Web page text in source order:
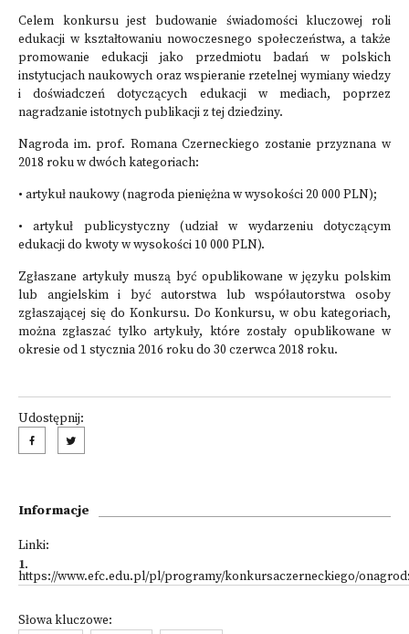
Celem konkursu jest budowanie świadomości kluczowej roli
edukacji w kształtowaniu nowoczesnego społeczeństwa, a także
promowanie edukacji jako przedmiotu badań w polskich
instytucjach naukowych oraz wspieranie rzetelnej wymiany wiedzy
i doświadczeń dotyczących edukacji w mediach, poprzez
nagradzanie istotnych publikacji z tej dziedziny.
Nagroda im. prof. Romana Czerneckiego zostanie przyznana w
2018 roku w dwóch kategoriach:
• artykuł naukowy (nagroda pieniężna w wysokości 20 000 PLN);
• artykuł publicystyczny (udział w wydarzeniu dotyczącym
edukacji do kwoty w wysokości 10 000 PLN).
Zgłaszane artykuły muszą być opublikowane w języku polskim
lub angielskim i być autorstwa lub współautorstwa osoby
zgłaszającej się do Konkursu. Do Konkursu, w obu kategoriach,
można zgłaszać tylko artykuły, które zostały opublikowane w
okresie od 1 stycznia 2016 roku do 30 czerwca 2018 roku.
Udostępnij:
Informacje
Linki:
1.
https://www.efc.edu.pl/pl/programy/konkursaczerneckiego/
Słowa kluczowe: